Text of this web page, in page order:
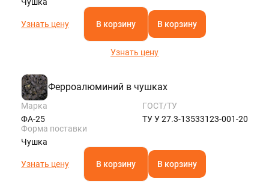
Узнать цену В корзину В корзину
Узнать цену
Ферроалюминий в чушках
Марка
ФА-25
ГОСТ/ТУ
ТУ У 27.3-13533123-001-20
Форма поставки
Чушка
Узнать цену В корзину В корзину